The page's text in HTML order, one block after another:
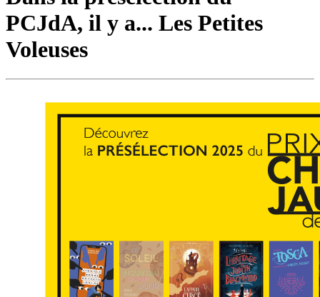
PCJdA, il y a... Les Petites
Voleuses